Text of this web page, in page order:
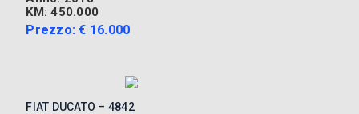
KM: 450.000
Prezzo: € 16.000
FIAT DUCATO – 4842